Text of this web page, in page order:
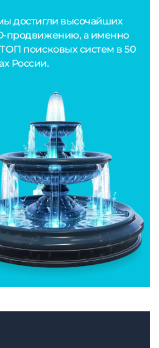
достигли высочайших
продвижению, а именно
поисковых систем в 50
России.